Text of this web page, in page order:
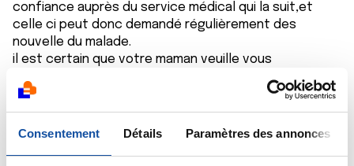
Consentement Détails Paramètres des annonces
confiance auprès du service médical qui la suit,et
celle ci peut donc demandé régulièrement des
nouvelle du malade.
il est certain que votre maman veuille vous
préservez,c'est l'instinct protecteur d'une maman.
votre maman ne s'alimemte plus,dort beaucoup et en
plus est sous oxigène,je penses qu'avoir un discours
cohérent doit être de plus en plus compliqué avec